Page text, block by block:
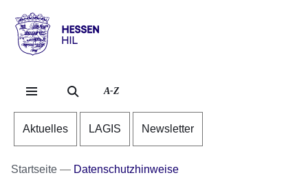
Hessen
HIL
A-Z
Aktuelles LAGIS Newsletter
Startseite Datenschutzhinweise